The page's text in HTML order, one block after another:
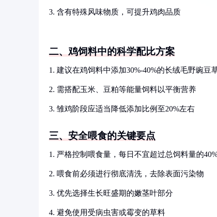
3. 含有特殊风味物质，可提升鸡肉品质
二、鸡饲料中的科学配比方案
1. 建议在鸡饲料中添加30%-40%的长绒毛野豌豆
2. 需搭配玉米、豆粕等能量饲料以平衡营养
3. 雏鸡阶段应适当降低添加比例至20%左右
三、安全喂食的关键要点
1. 严格控制喂食量，每日不宜超过总饲料量的
2. 喂食前必须进行彻底清洗，去除表面污染物
3. 优先选择生长旺盛期的嫩茎叶部分
4. 避免使用受病虫害或霉变的草料